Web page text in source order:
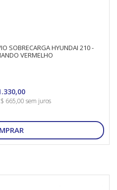
SOBRECARGA HYUNDAI 210 -
VERMELHO
665,00 sem juros